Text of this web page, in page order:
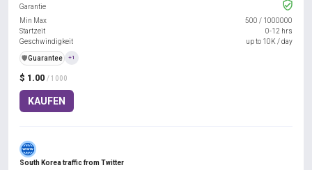
$ 1.00 / 1000
KAUFEN
Garantie
Min Max
500 / 1000000
Startzeit
0-12 hrs
Geschwindigkeit
up to 10K / day
️🛡️Guarantee +1
South Korea traffic from Twitter